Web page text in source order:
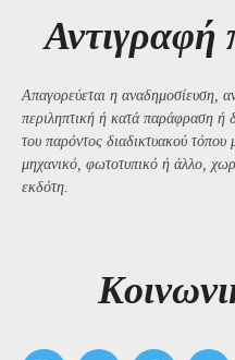
Αντιγραφή
Απαγορεύεται η αναδημοσίευση,
περιληπτική ή κατά παράφραση ή
του παρόντος διαδικτυακού τόπου
μηχανικό, φωτοτυπικό ή άλλο,
εκδότη.